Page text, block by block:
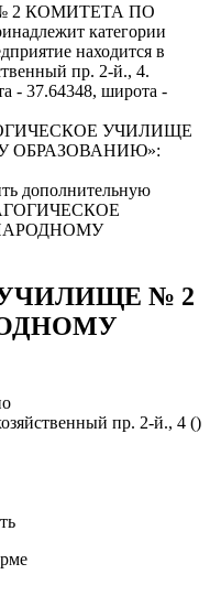
2 КОМИТЕТА ПО
категории
находится в
пр. 2-й., 4.
- 37.64348, широта -
УЧИЛИЩЕ
ОБРАЗОВАНИЮ»:
дополнительную
№ 2
пр. 2-й., 4 ()